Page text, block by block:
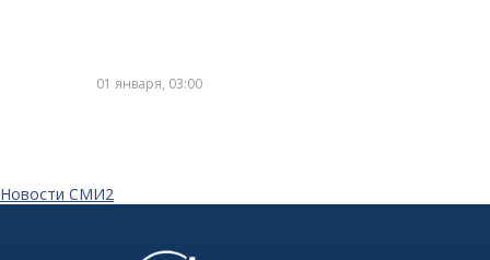
01 января, 03:00
Новости СМИ2